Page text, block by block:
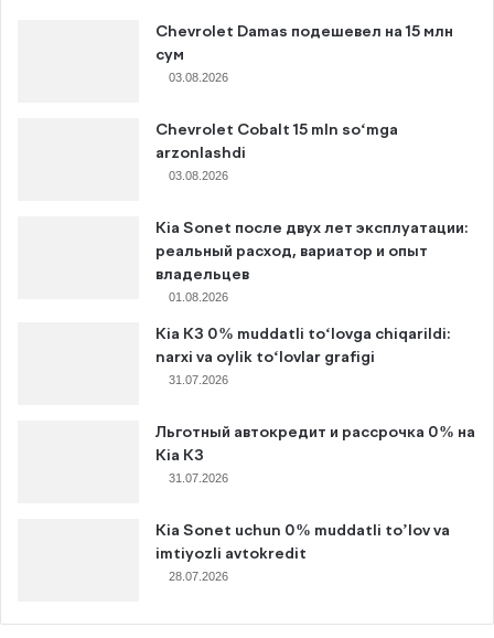
Chevrolet Damas подешевел на 15 млн
сум
03.08.2026
Chevrolet Cobalt 15 mln so‘mga
arzonlashdi
03.08.2026
Kia Sonet после двух лет эксплуатации:
реальный расход, вариатор и опыт
владельцев
01.08.2026
Kia K3 0% muddatli to‘lovga chiqarildi:
narxi va oylik to‘lovlar grafigi
31.07.2026
Льготный автокредит и рассрочка 0% на
Kia K3
31.07.2026
Kia Sonet uchun 0% muddatli to’lov va
imtiyozli avtokredit
28.07.2026